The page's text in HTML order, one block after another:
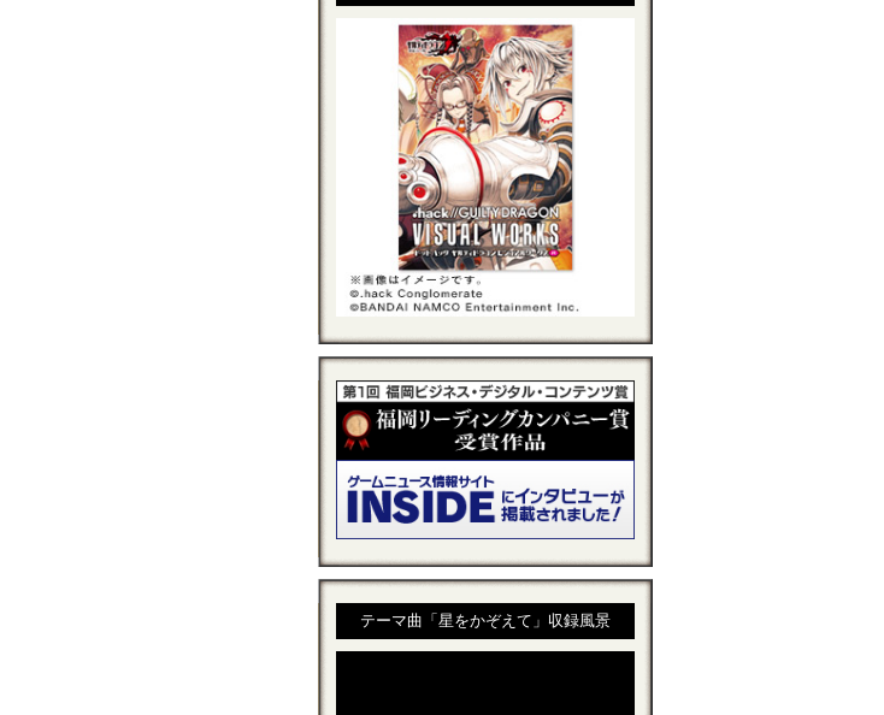
テーマ曲「星をかぞえて」収録風景